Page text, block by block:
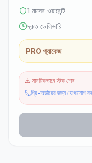
1 মাসের ওয়ারেন্টি
দ্রুত ডেলিভারি
PRO প্যাকেজ
⚠️ সাময়িকভাবে স্টক শেষ
প্রি-অর্ডারের জন্য যোগাযোগ